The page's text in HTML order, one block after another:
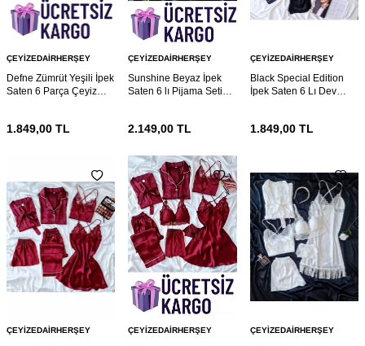
ÇEYIZEDAIRHERŞEY
Defne Zümrüt Yeşili İpek
Saten 6 Parça Çeyiz
1.849,00 TL
ÇEYIZEDAIRHERŞEY
Sunshine Beyaz İpek
Saten 6 lı Pijama Seti
2.149,00 TL
ÇEYIZEDAIRHERŞEY
Black Special Edition
İpek Saten 6 Lı Dev
1.849,00TL
ÇEYIZEDAIRHERŞEY ÇEYIZEDAIRHERŞEY ÇEYIZEDAIRHERŞEY